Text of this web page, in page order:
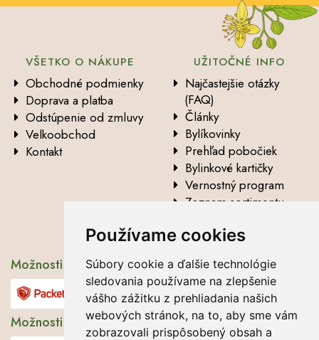
Používame cookies
Súbory cookie a ďalšie technológie
sledovania používame na zlepšenie
vášho zážitku z prehliadania našich
webových stránok, na to, aby sme vám
zobrazovali prispôsobený obsah a
VŠETKO O NÁKUPE
Obchodné podmienky
Doprava a platba
Odstúpenie od zmluvy
Velkoobchod
Kontakt
UŽITOČNÉ INFO
Najčastejšie otázky
(FAQ)
Články
Bylíkovinky
Prehľad pobočiek
Bylinkové kartičky
Vernostný program
Zoznam sortimentu
údajov
Možnosti dopravy
Možnosti platby